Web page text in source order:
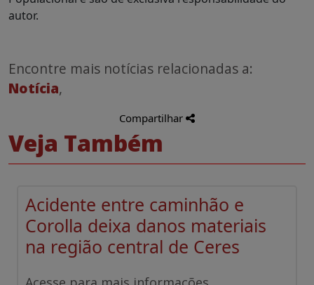
autor.
Encontre mais notícias relacionadas a:
Notícia,
Compartilhar
Veja Também
Acidente entre caminhão e
Corolla deixa danos materiais
na região central de Ceres